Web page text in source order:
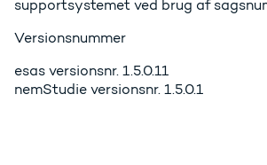
supportsystemet ved brug af
Versionsnummer
esas versionsnr. 1.5.0.11
nemStudie versionsnr. 1.5.0.1